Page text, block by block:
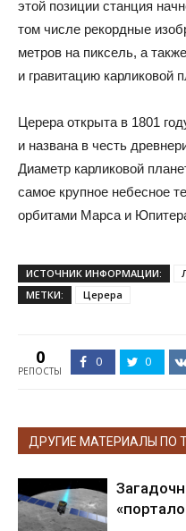
этой позиции станция
том числе рекордные
метров на пиксель, а
и гравитацию карликовой
Церера открыта в 1801
и названа в честь
Диаметр карликовой
самое крупное небесное
орбитами Марса и
ИСТОЧНИК ИНФОРМАЦИИ:
МЕТКИ:
Церера
0
РЕПОСТЫ
0 0
ДРУГИЕ МАТЕРИАЛЫ ПО